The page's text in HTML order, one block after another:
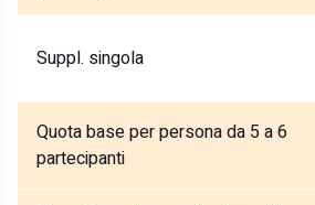
Suppl. singola
Quota base per persona da 5 a 6
partecipanti